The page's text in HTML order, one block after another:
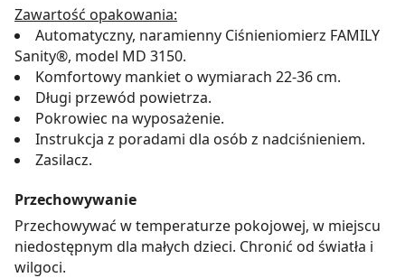
Zawartość opakowania:
Automatyczny, naramienny Ciśnieniomierz FAMILY
Sanity®, model MD 3150.
Komfortowy mankiet o wymiarach 22-36 cm.
Długi przewód powietrza.
Pokrowiec na wyposażenie.
Instrukcja z poradami dla osób z nadciśnieniem.
Zasilacz.
Przechowywanie
Przechowywać w temperaturze pokojowej, w miejscu
niedostępnym dla małych dzieci. Chronić od światła i
wilgoci.